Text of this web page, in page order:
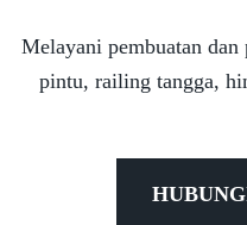
Melayani pembuatan
pintu, railing tangga,